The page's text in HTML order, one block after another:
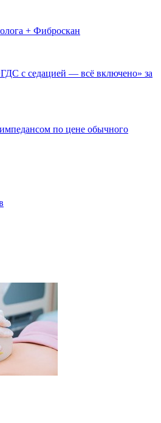
+ Фиброскан
с седацией — всё включено» за
по цене обычного